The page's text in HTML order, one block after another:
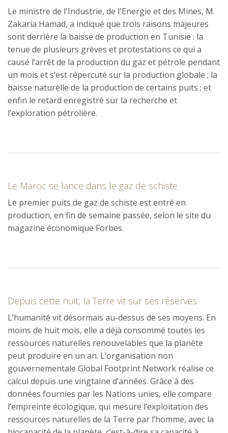
Le ministre de l'Industrie, de l'Energie et des Mines, M.
Zakaria Hamad, a indiqué que trois raisons majeures
sont derrière la baisse de production en Tunisie : la
tenue de plusieurs grèves et protestations ce qui a
causé l’arrêt de la production du gaz et pétrole pendant
un mois et s’est répercuté sur la production globale ; la
baisse naturelle de la production de certains puits ; et
enfin le retard enregistré sur la recherche et
l’exploration pétrolière.
Le Maroc se lance dans le gaz de schiste
Le premier puits de gaz de schiste est entré en
production, en fin de semaine passée, selon le site du
magazine économique Forbes.
Depuis cette nuit, la Terre vit sur ses réserves
L’humanité vit désormais au-dessus de ses moyens. En
moins de huit mois, elle a déjà consommé toutes les
ressources naturelles renouvelables que la planète
peut produire en un an. L’organisation non
gouvernementale Global Footprint Network réalise ce
calcul depuis une vingtaine d’années. Grâce à des
données fournies par les Nations unies, elle compare
l’empreinte écologique, qui mesure l’exploitation des
ressources naturelles de la Terre par l’homme, avec la